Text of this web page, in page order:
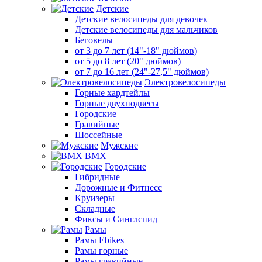
Детские
Детские велосипеды для девочек
Детские велосипеды для мальчиков
Беговелы
от 3 до 7 лет (14"-18" дюймов)
от 5 до 8 лет (20" дюймов)
от 7 до 16 лет (24"-27,5" дюймов)
Электровелосипеды
Горные хардтейлы
Горные двухподвесы
Городские
Гравийные
Шоссейные
Мужские
BMX
Городские
Гибридные
Дорожные и Фитнесс
Круизеры
Складные
Фиксы и Синглспид
Рамы
Рамы Ebikes
Рамы горные